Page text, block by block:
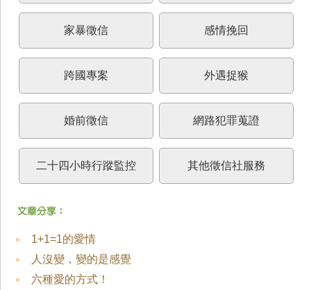
家暴徵信 感情挽回
跨國專案 外遇捉猴
婚前徵信 網路犯罪蒐證
二十四小時行蹤監控 其他徵信社服務
1+1=1的愛情
人沒變，變的是感覺
六種愛的方式！